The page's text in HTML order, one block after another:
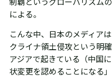
制覇というグローバリズム
による。
こんな中、日本のメディア
クライナ領土侵攻という明
アジアで起きている（中国
状変更を認めることになる